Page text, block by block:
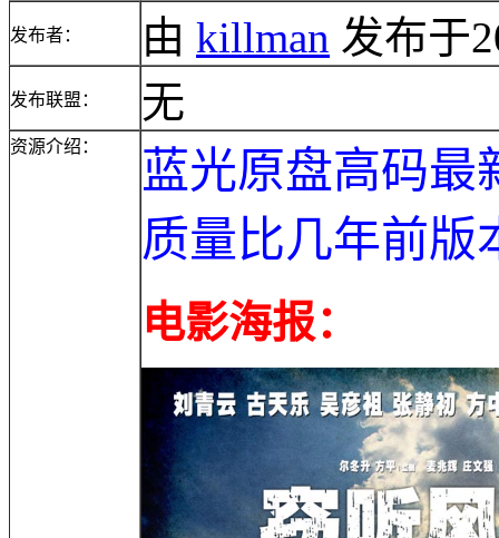
发布者： 由 killman 发布于
发布联盟： 无
资源介绍：
蓝光原盘高码最
质量比几年前版
电影海报：